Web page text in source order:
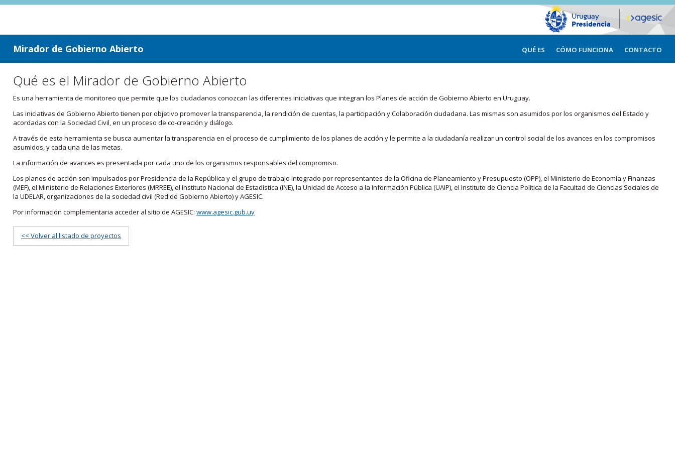
ir a contenido
ir al menú
Mirador de Gobierno Abierto QUÉ ES CÓMO FUNCIONA CONTACTO
Qué es el Mirador de Gobierno Abierto
Es una herramienta de monitoreo que permite que los ciudadanos conozcan las diferentes iniciativas que integran los Planes de acción de Gobierno Abierto en Uruguay.
Las iniciativas de Gobierno Abierto tienen por objetivo promover la transparencia, la rendición de cuentas, la participación y Colaboración ciudadana. Las mismas son asumidos por los organismos del Estado y
acordadas con la Sociedad Civil, en un proceso de co-creación y diálogo.
A través de esta herramienta se busca aumentar la transparencia en el proceso de cumplimiento de los planes de acción y le permite a la ciudadanía realizar un control social de los avances en los compromisos
asumidos, y cada una de las metas.
La información de avances es presentada por cada uno de los organismos responsables del compromiso.
Los planes de acción son impulsados por Presidencia de la República y el grupo de trabajo integrado por representantes de la Oficina de Planeamiento y Presupuesto (OPP), el Ministerio de Economía y Finanzas
(MEF), el Ministerio de Relaciones Exteriores (MRREE), el Instituto Nacional de Estadística (INE), la Unidad de Acceso a la Información Pública (UAIP), el Instituto de Ciencia Política de la Facultad de Ciencias Sociales de
la UDELAR, organizaciones de la sociedad civil (Red de Gobierno Abierto) y AGESIC.
Por información complementaria acceder al sitio de AGESIC: www.agesic.gub.uy
<< Volver al listado de proyectos